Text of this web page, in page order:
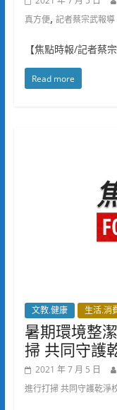
真方便, 記者蔡宗武報導
【焦點時報/記者蔡
Read more
文教.健康 生活.消
暑期環境整
掃 共同守護
2021 年 7 月 5 日
進行打掃 共同守護乾淨